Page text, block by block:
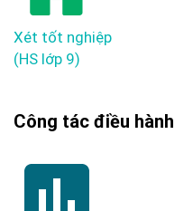
Xét tốt nghiệp
(HS lớp 9)
Công tác điều hành